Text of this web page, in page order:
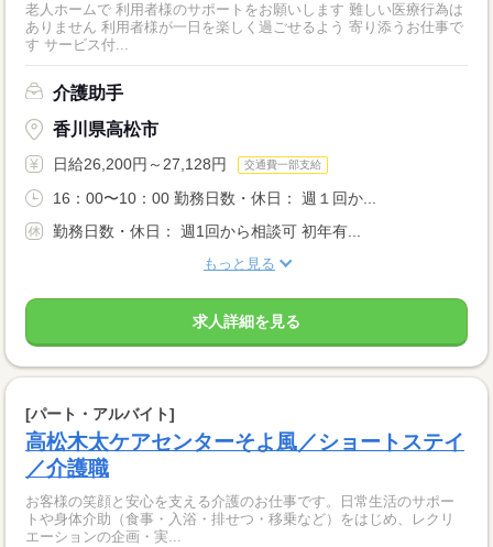
老人ホームで 利用者様のサポートをお願いします 難しい医療行為は
ありません 利用者様が一日を楽しく過ごせるよう 寄り添うお仕事で
す サービス付...
介護助手
香川県高松市
日給26,200円～27,128円 交通費一部支給
16：00〜10：00 勤務日数・休日： 週１回か...
勤務日数・休日： 週1回から相談可 初年有...
もっと見る
求人詳細を見る
[パート・アルバイト]
高松木太ケアセンターそよ風／ショートステイ
／介護職
お客様の笑顔と安心を支える介護のお仕事です。日常生活のサポー
トや身体介助（食事・入浴・排せつ・移乗など）をはじめ、レクリ
エーションの企画・実...